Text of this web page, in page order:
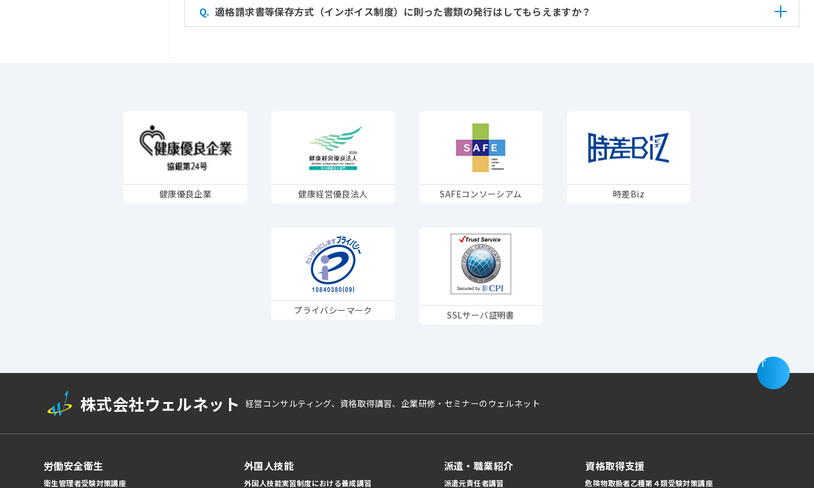
適格請求書等保存方式（インボイス制度）に則った書類の発行はしてもらえますか？
健康優良企業 健康経営優良法人 SAFEコンソーシアム 時差Biz
プライバシーマーク SSLサーバ証明書
株式会社ウェルネット 経営コンサルティング、資格取得講習、企業研修・セミナーのウェルネット
労働安全衛生
衛生管理者受験対策講座
外国人技能
外国人技能実習制度における養成講習
派遣・職業紹介
派遣元責任者講習
資格取得支援
危険物取扱者乙種第４類受験対策講座